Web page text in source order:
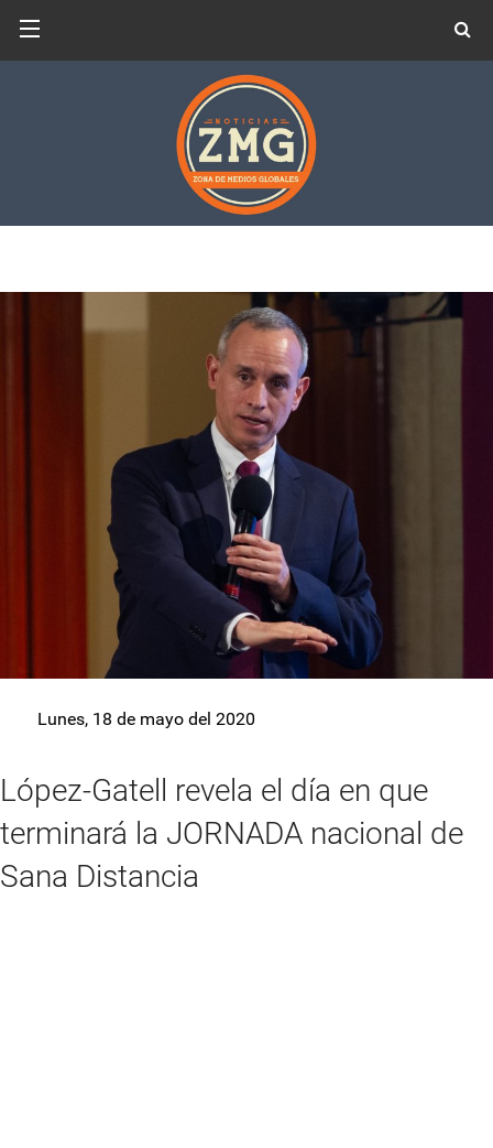
Lunes, 18 de mayo del 2020
López-Gatell revela el día en que
terminará la JORNADA nacional de
Sana Distancia